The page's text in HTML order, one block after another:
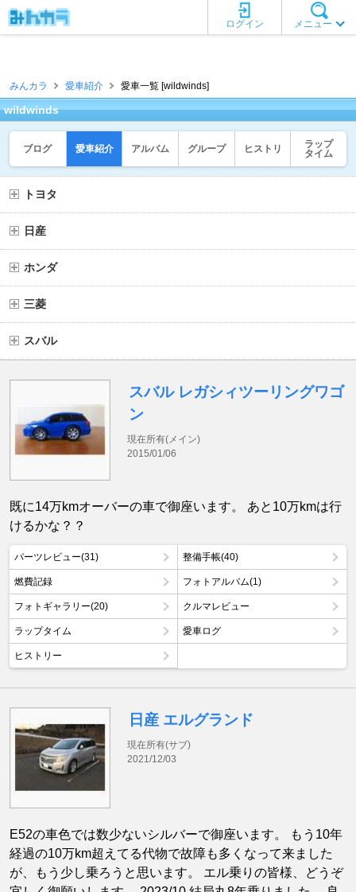
メニュー
ログイン
みんカラ 愛車紹介 愛車一覧 [wildwinds]
wildwinds
ブログ 愛車紹介 アルバム グループ ヒストリ
ラップ
タイム
トヨタ
日産
ホンダ
三菱
スバル
スバル レガシィツーリングワゴ
ン
現在所有(メイン)
2015/01/06
既に14万kmオーバーの車で御座います。 あと10万kmは行
けるかな？？
パーツレビュー(31) 整備手帳(40)
燃費記録 フォトアルバム(1)
フォトギャラリー(20) クルマレビュー
ラップタイム 愛車ログ
ヒストリー
日産 エルグランド
現在所有(サブ)
2021/12/03
E52の車色では数少ないシルバーで御座います。 もう10年
経過の10万km超えてる代物で故障も多くなって来ました
が、もう少し乗ろうと思います。 エル乗りの皆様、どうぞ